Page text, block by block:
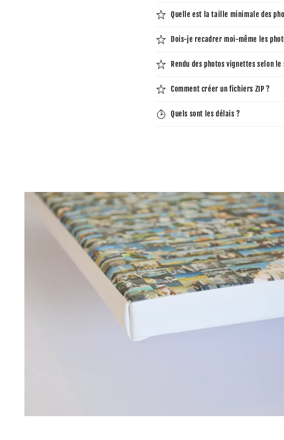
Quelle est la taille minimale des
Dois-je recadrer moi-même les
Rendu des photos vignettes selon
Comment créer un fichiers ZIP ?
Quels sont les délais ?